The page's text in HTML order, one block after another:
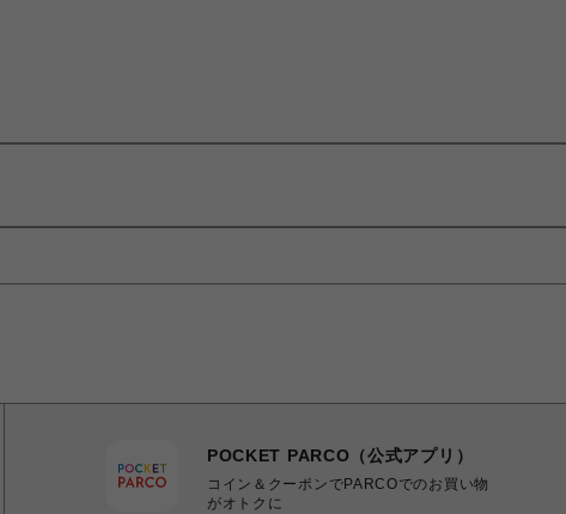
POCKET PARCO（公式アプリ）
コイン＆クーポンでPARCOでのお買い物
がオトクに